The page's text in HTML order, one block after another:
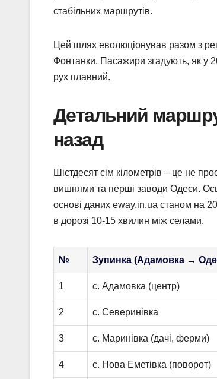
стабільних маршрутів.
Цей шлях еволюціонував разом з
Фонтанки. Пасажири згадують, як у
рух плавний.
Детальний
назад
Шістдесят сім кілометрів – це не
вишнями та перші заводи Одеси.
основі даних eway.in.ua станом на
в дорозі 10-15 хвилин між селами.
№ Зупинка (Адамовка →
1 с. Адамовка (центр)
2 с. Северинівка
3 с. Маринівка (дачі, ферми)
4 с. Нова Еметівка (поворот)